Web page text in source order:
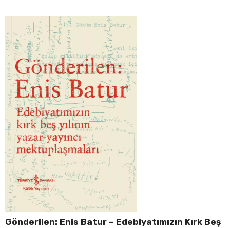
Gönderilen: Enis Batur – Edebiyatımızın Kırk Beş